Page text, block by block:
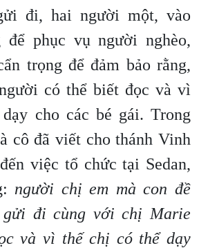
đi, hai người một, vào
để phục vụ người nghèo,
trọng để đảm bảo rằng,
có thể biết đọc và vì
cho các bé gái. Trong
cô đã viết cho thánh Vinh
việc tổ chức tại Sedan,
người chị em mà con đề
gửi đi cùng với chị Marie
và vì thế chị có thể dạy